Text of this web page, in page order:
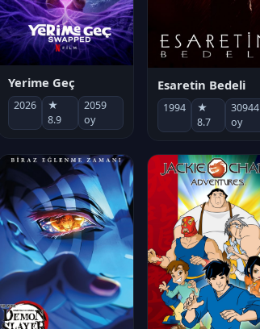
Yerime Geç
2026
★
8.9
2059
oy
Esaretin Bedeli
1994
★
8.7
30944
oy